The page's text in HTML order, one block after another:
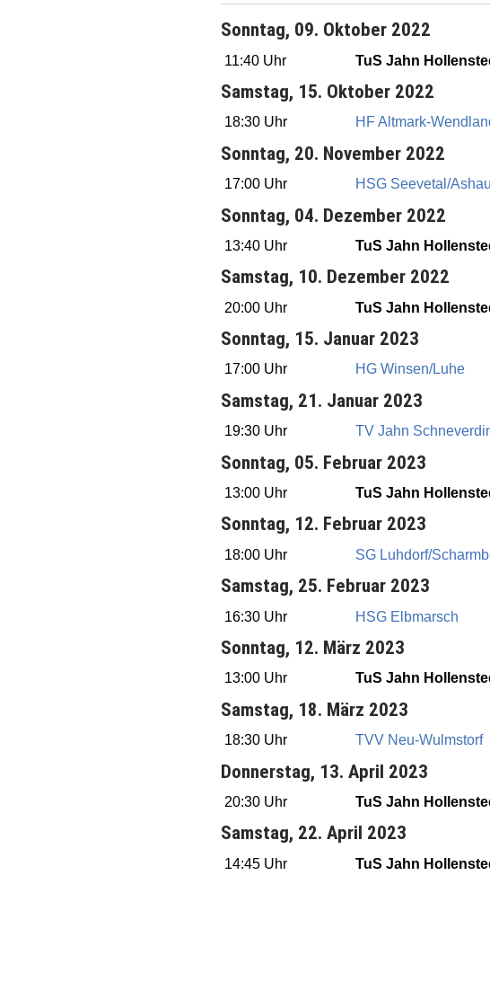
Sonntag, 09. Oktober 2022
11:40 Uhr TuS Jahn
Samstag, 15. Oktober 2022
18:30 Uhr HF Altmark-
Sonntag, 20. November 2022
17:00 Uhr HSG Seevetal/
Sonntag, 04. Dezember 2022
13:40 Uhr TuS Jahn
Samstag, 10. Dezember 2022
20:00 Uhr TuS Jahn
Sonntag, 15. Januar 2023
17:00 Uhr HG Winsen/Luhe
Samstag, 21. Januar 2023
19:30 Uhr TV Jahn
Sonntag, 05. Februar 2023
13:00 Uhr TuS Jahn
Sonntag, 12. Februar 2023
18:00 Uhr SG Luhdorf/
Samstag, 25. Februar 2023
16:30 Uhr HSG Elbmarsch
Sonntag, 12. März 2023
13:00 Uhr TuS Jahn
Samstag, 18. März 2023
18:30 Uhr TVV Neu-Wulmstorf
Donnerstag, 13. April 2023
20:30 Uhr TuS Jahn
Samstag, 22. April 2023
14:45 Uhr TuS Jahn